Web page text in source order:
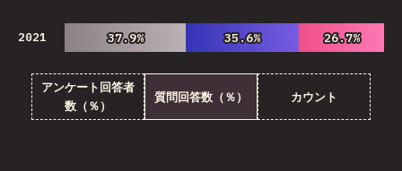
2021 37.9%
37.9% 35.6%
35.6% 26.7%
26.7%
アンケート回答者
数（％）
質問回答数（％） カウント